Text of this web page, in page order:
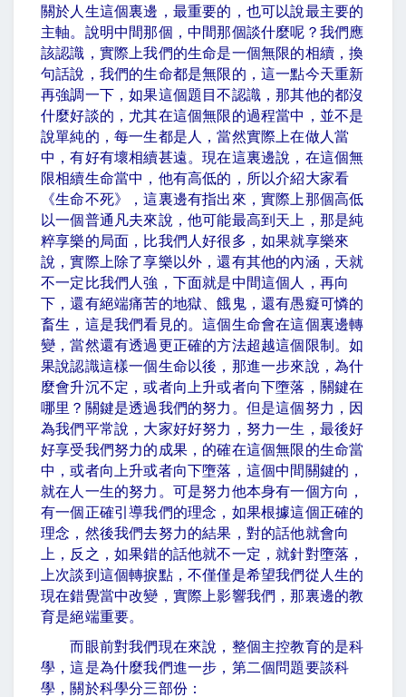
關於人生這個裏邊，最重要的，也可以說最主要的
主軸。說明中間那個，中間那個談什麼呢？我們應
該認識，實際上我們的生命是一個無限的相續，換
句話說，我們的生命都是無限的，這一點今天重新
再強調一下，如果這個題目不認識，那其他的都沒
什麼好談的，尤其在這個無限的過程當中，並不是
說單純的，每一生都是人，當然實際上在做人當
中，有好有壞相續甚遠。現在這裏邊說，在這個無
限相續生命當中，他有高低的，所以介紹大家看
《生命不死》，這裏邊有指出來，實際上那個高低
以一個普通凡夫來說，他可能最高到天上，那是純
粹享樂的局面，比我們人好很多，如果就享樂來
說，實際上除了享樂以外，還有其他的內涵，天就
不一定比我們人強，下面就是中間這個人，再向
下，還有絕端痛苦的地獄、餓鬼，還有愚癡可憐的
畜生，這是我們看見的。這個生命會在這個裏邊轉
變，當然還有透過更正確的方法超越這個限制。如
果說認識這樣一個生命以後，那進一步來說，為什
麼會升沉不定，或者向上升或者向下墮落，關鍵在
哪里？關鍵是透過我們的努力。但是這個努力，因
為我們平常說，大家好好努力，努力一生，最後好
好享受我們努力的成果，的確在這個無限的生命當
中，或者向上升或者向下墮落，這個中間關鍵的，
就在人一生的努力。可是努力他本身有一個方向，
有一個正確引導我們的理念，如果根據這個正確的
理念，然後我們去努力的結果，對的話他就會向
上，反之，如果錯的話他就不一定，就針對墮落，
上次談到這個轉捩點，不僅僅是希望我們從人生的
現在錯覺當中改變，實際上影響我們，那裏邊的教
育是絕端重要。
而眼前對我們現在來說，整個主控教育的是科
學，這是為什麼我們進一步，第二個問題要談科
學，關於科學分三部份：